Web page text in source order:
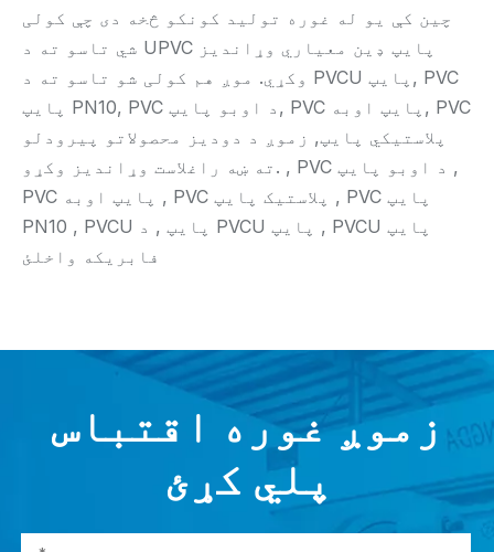
چین کې یو له غوره تولید کونکو څخه دی چې کولی
شي تاسو ته د UPVC پایپ ډین معیاري وړاندیز
وکړي. موږ هم کولی شو تاسو ته د PVCU پایپ, PVC
پایپ PN10, PVC د اوبو پایپ, PVC پایپ اوبه, PVC
پلاستيکي پایپ, زموږ د دودیز محصولاتو پیرودلو
ته ښه راغلاست وړاندیز وکړو. , PVC د اوبو پایپ ,
PVC پایپ اوبه , PVC پلاستیک پایپ , PVC پایپ
PN10 , PVCU پایپ , د PVCU پایپ , PVCU پایپ
فابریکه واخلئ
زموږ غوره اقتباس
پلي کړئ